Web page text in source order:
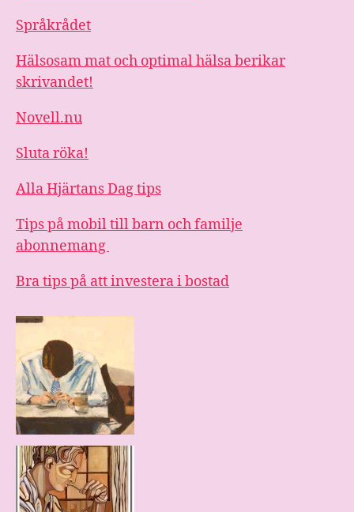
Språkrådet
Hälsosam mat och optimal hälsa berikar
skrivandet!
Novell.nu
Sluta röka!
Alla Hjärtans Dag tips
Tips på mobil till barn och familje
abonnemang
Bra tips på att investera i bostad